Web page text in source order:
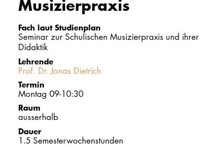
Musizierpraxis
Fach laut Studienplan
Seminar zur Schulischen Musizierpraxis und ihrer
Didaktik
Lehrende
Prof. Dr. Jonas Dietrich
Termin
Montag 09-10:30
Raum
ausserhalb
Dauer
1.5 Semesterwochenstunden